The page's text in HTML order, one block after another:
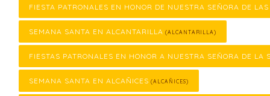
FIESTA PATRONALES EN HONOR DE NUESTRA SEÑORA DE LAS
SEMANA SANTA EN ALCANTARILLA (ALCANTARILLA)
FIESTAS PATRONALES EN HONOR A NUESTRA SEÑORA DE LA
SEMANA SANTA EN ALCAÑICES (ALCAÑICES)